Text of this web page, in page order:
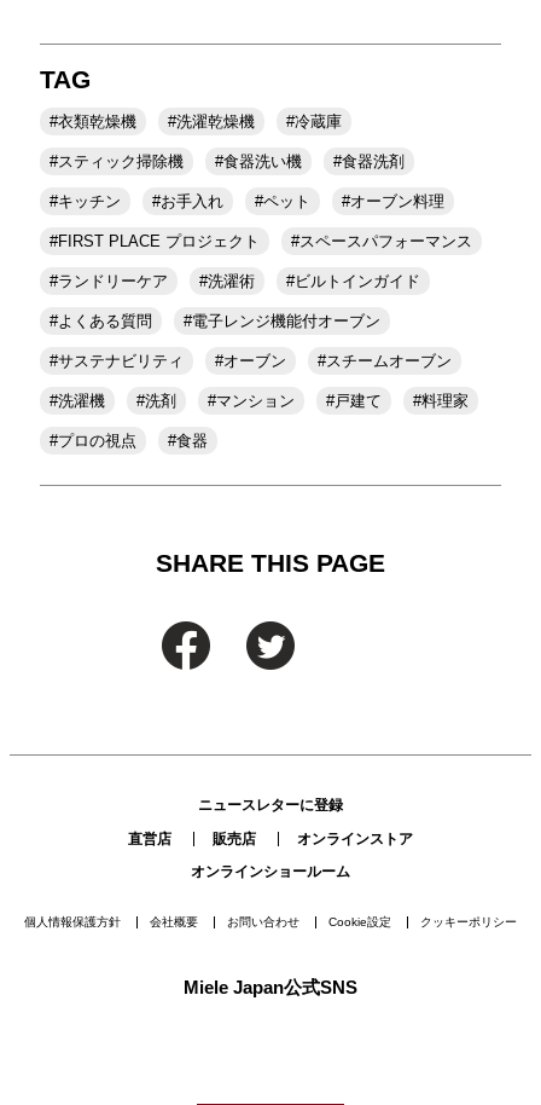
TAG
衣類乾燥機 洗濯乾燥機 冷蔵庫
スティック掃除機 食器洗い機 食器洗剤
キッチン お手入れ ペット オーブン料理
FIRST PLACE プロジェクト スペースパフォーマンス
ランドリーケア 洗濯術 ビルトインガイド
よくある質問 電子レンジ機能付オーブン
サステナビリティ オーブン スチームオーブン
洗濯機 洗剤 マンション 戸建て 料理家
プロの視点 食器
SHARE THIS PAGE
ニュースレターに登録
直営店
販売店
オンラインストア
オンラインショールーム
個人情報保護方針 会社概要 お問い合わせ Cookie設定 クッキーポリシー
Miele Japan公式SNS